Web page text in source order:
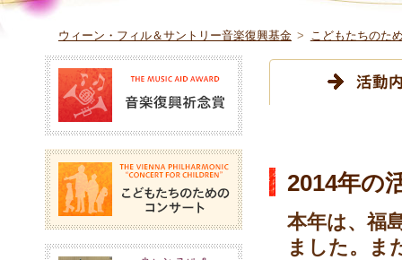
ウィーン・フィル＆サントリー音楽復興基金 > こどもたちのた
2014年の
本年は、福
ました。ま
音楽復興祈念賞
ウィーン・フィル＆サ